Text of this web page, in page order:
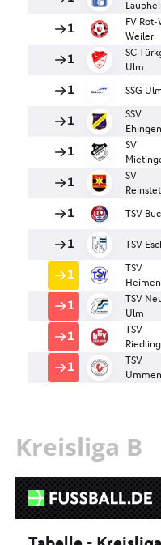
Kreisliga B